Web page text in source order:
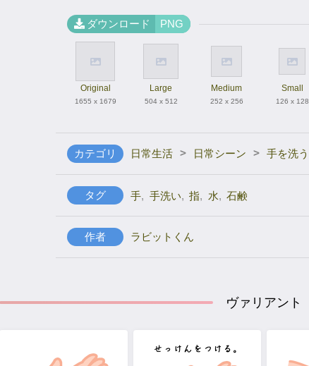
ダウンロード PNG
Original
1655 x 1679
Large
504 x 512
Medium
252 x 256
Small
126 x 128
カテゴリ 日常生活 > 日常シーン > 手を洗う
タグ 手, 手洗い, 指, 水, 石鹸
作者 ラビットくん
ヴァリアント